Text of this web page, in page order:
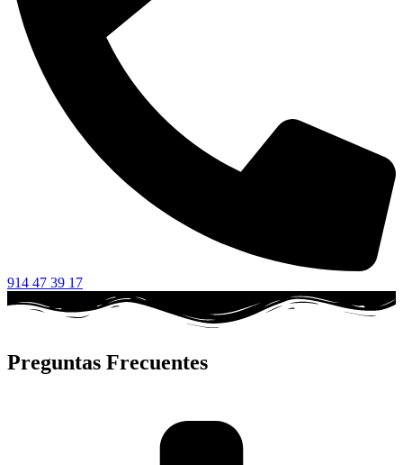
914 47 39 17
Preguntas Frecuentes